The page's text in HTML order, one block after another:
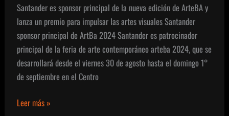
Santander es sponsor principal de la nueva edición de ArteBA y
lanza un premio para impulsar las artes visuales Santander
sponsor principal de ArtBa 2024 Santander es patrocinador
principal de la feria de arte contemporáneo arteba 2024, que se
desarrollará desde el viernes 30 de agosto hasta el domingo 1°
de septiembre en el Centro
Santander
Leer más »